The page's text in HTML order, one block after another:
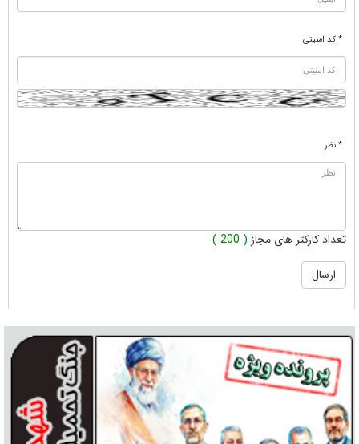
* کد امنیتی
* نظر
تعداد کارکتر های مجاز ( 200 )